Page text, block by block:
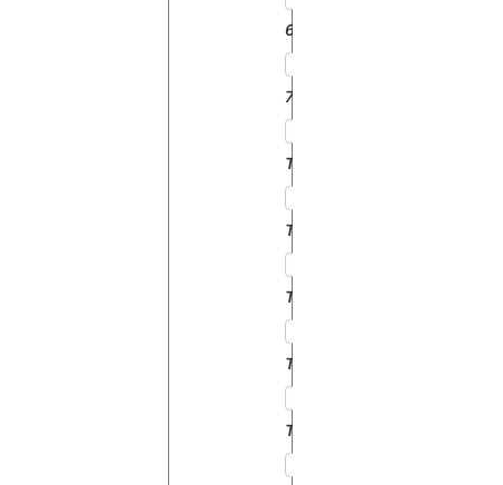
6700
7700
TW10
TW15
TW20
TW25
TW30